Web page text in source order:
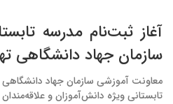
آغاز ثبت‌نام مدرسه
سازمان جهاد دانشگاهی
معاونت آموزشی سازمان جهاد دانشگاهی
تابستانی ویژه دانش‌آموزان و